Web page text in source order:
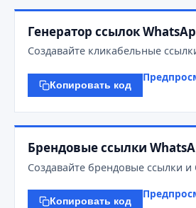
Генератор ссылок
Создавайте кликабельные
Копировать код
Брендовые ссылки
Создавайте брендовые ссылки и
Копировать код